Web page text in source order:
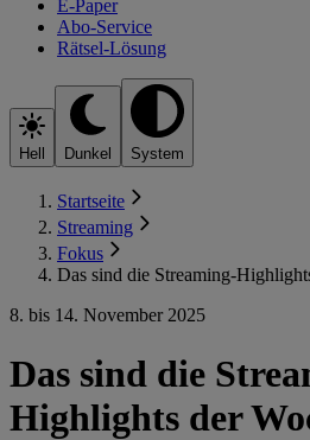
E-Paper
Abo-Service
Rätsel-Lösung
Hell Dunkel System
Startseite
Streaming
Fokus
Das sind die Streaming-
8. bis 14. November 2025
Das sind die
Highlights der